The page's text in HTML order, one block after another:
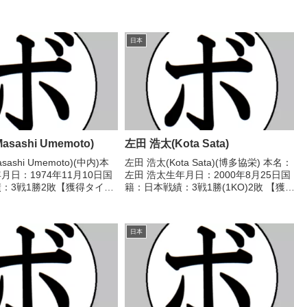
Umemoto)
Umemoto)(中内)本
日：1974年11月10日国
3戦1勝2敗【獲得タイト
...
日本
左田 浩太(Kota Sata)
左田 浩太(Kota Sata)(博多協栄) 本名：
左田 浩太生年月日：2000年8月25日国
籍：日本戦績：3戦1勝(1KO)2敗 【獲得
BS)2022/03/2...
日本